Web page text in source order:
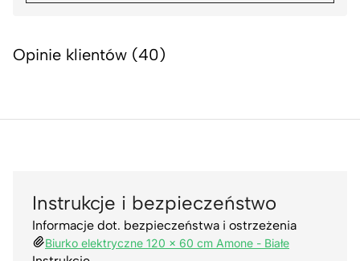
Opinie klientów (40)
Instrukcje i bezpieczeństwo
Informacje dot. bezpieczeństwa i ostrzeżenia
Biurko elektryczne 120 x 60 cm Amone - Białe